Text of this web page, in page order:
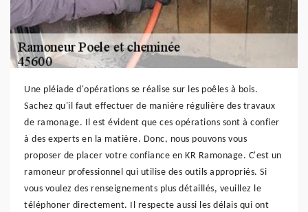
Une pléiade d'opérations se réalise sur les poêles à bois.
Sachez qu'il faut effectuer de manière régulière des travaux
de ramonage. Il est évident que ces opérations sont à confier
à des experts en la matière. Donc, nous pouvons vous
proposer de placer votre confiance en KR Ramonage. C'est un
ramoneur professionnel qui utilise des outils appropriés. Si
vous voulez des renseignements plus détaillés, veuillez le
téléphoner directement. Il respecte aussi les délais qui ont